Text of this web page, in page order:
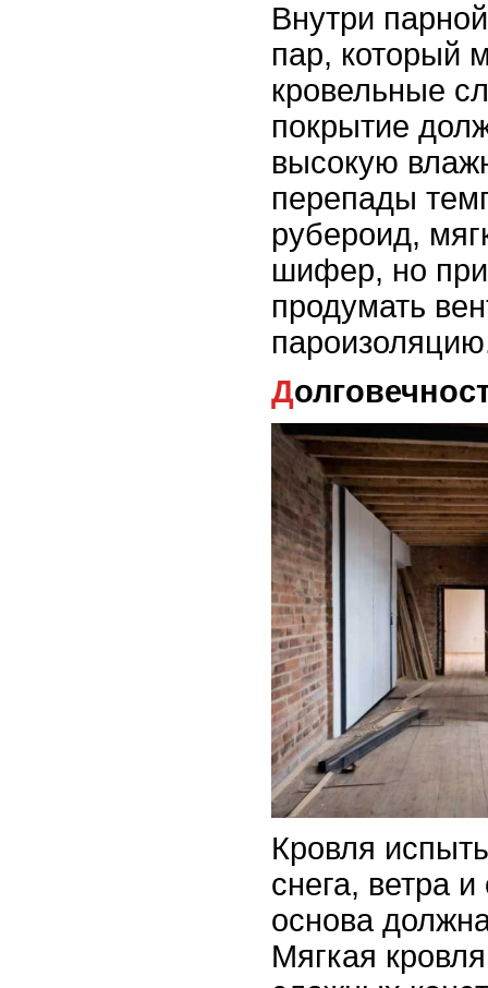
Внутри
пар, который
кровельные
покрытие
высокую
перепады
рубероид,
шифер, но
продумать
Кровля
снега, ветра
основа
Мягкая